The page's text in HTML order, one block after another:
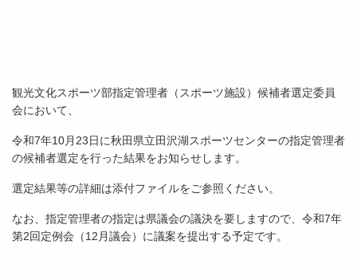
観光文化スポーツ部指定管理者（スポーツ施設）候補者選定委員
会において、
令和7年10月23日に秋田県立田沢湖スポーツセンターの指定管理者
の候補者選定を行った結果をお知らせします。
選定結果等の詳細は添付ファイルをご参照ください。
なお、指定管理者の指定は県議会の議決を要しますので、令和7年
第2回定例会（12月議会）に議案を提出する予定です。